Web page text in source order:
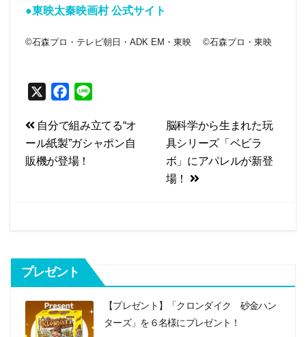
●東映太秦映画村 公式サイト
©石森プロ・テレビ朝日・ADK EM・東映 ©石森プロ・東映
c
e
b
n
e
投
稿
シ
ョ
ン
脳科学から生まれた玩
具シリーズ「ベビラ
ボ」にアパレルが新登
場！
自分で組み立てる“オ
ール紙製”ガシャポン自
販機が登場！
プレゼント
【プレゼント】「クロンダイク 砂金ハン
ターズ」を６名様にプレゼント！